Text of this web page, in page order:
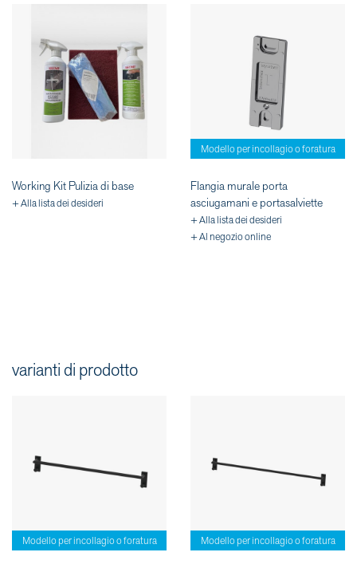
Working Kit Pulizia di base
+ Alla lista dei desideri
Modello per incollagio o foratura
Flangia murale porta
asciugamani e portasalviette
+ Alla lista dei desideri
+ Al negozio online
varianti di prodotto
Modello per incollagio o foratura Modello per incollagio o foratura